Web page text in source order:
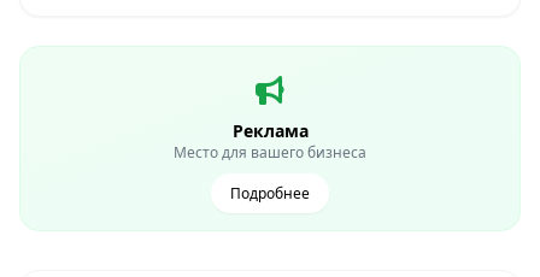
Реклама
Место для вашего бизнеса
Подробнее